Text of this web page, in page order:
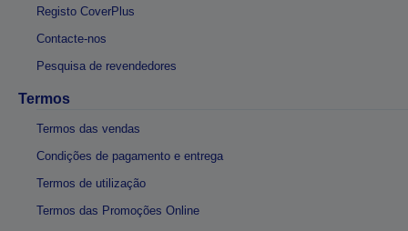
Registo CoverPlus
Contacte-nos
Pesquisa de revendedores
Termos
Termos das vendas
Condições de pagamento e entrega
Termos de utilização
Termos das Promoções Online